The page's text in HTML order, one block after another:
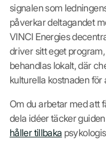
signalen som
påverkar deltagandet
VINCI Energies
driver sitt eget
behandlas lokalt, där
kulturella kostnaden för
Om du arbetar med att
dela idéer täcker
håller tillbaka